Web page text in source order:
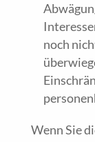
noch
Wenn Sie